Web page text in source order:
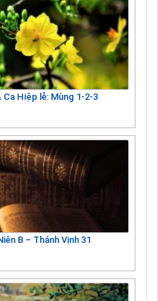
Ca Hiệp lễ: Mùng 1-2-3
B – Thánh Vịnh 31